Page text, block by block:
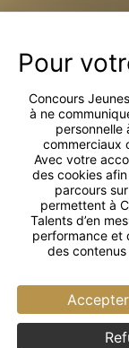
INSCRIPTIONS
PARTENAIRES
MENTIONS
COOKIES
CONTACT
Peggy
06 37 07 54 87
Concours
à ne
personnelle
commerciaux
Avec votre
des cookies
parcours
permettent à
Talents d’en
performance et
des contenus